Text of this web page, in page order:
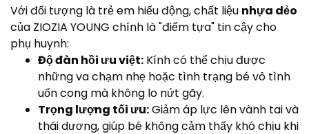
Với đối tượng là trẻ em hiếu động, chất liệu nhựa dẻo
của ZIOZIA YOUNG chính là "điểm tựa" tin cậy cho
phụ huynh:
Độ đàn hồi ưu việt: Kính có thể chịu được
những va chạm nhẹ hoặc tình trạng bé vô tình
uốn cong mà không lo nứt gãy.
Trọng lượng tối ưu:Giảm áp lực lên vành tai và
thái dương, giúp bé không cảm thấy khó chịu khi